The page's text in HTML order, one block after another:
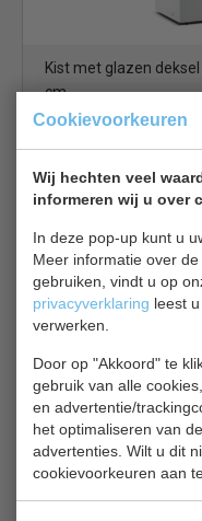
Cookievoorkeuren
Wij hechten veel
informeren wij u over
In deze pop-up kunt u
Meer informatie over
gebruiken, vindt u op
privacyverklaring leest
verwerken.
Door op "Akkoord" te
gebruik van alle
en advertentie/
het optimaliseren van
advertenties. Wilt u dit
cookievoorkeuren aan
Kist met glazen deksel
cm
€ 720,00
Tefcold NIC101SCEB
Vrieskist | gebogen
D67 x H92 cm
€ 715,00
Vrieskist bekijken